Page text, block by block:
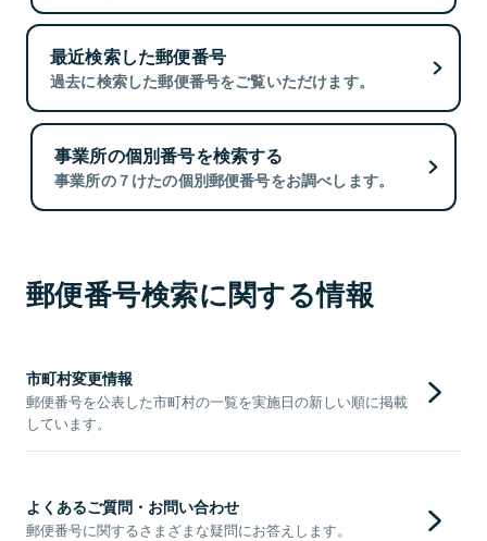
最近検索した郵便番号
過去に検索した郵便番号をご覧いただけます。
事業所の個別番号を検索する
事業所の７けたの個別郵便番号をお調べします。
郵便番号検索に関する情報
市町村変更情報
郵便番号を公表した市町村の一覧を実施日の新しい順に掲載
しています。
よくあるご質問・お問い合わせ
郵便番号に関するさまざまな疑問にお答えします。